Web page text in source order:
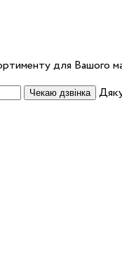
для Вашого
Чекаю дзвінка